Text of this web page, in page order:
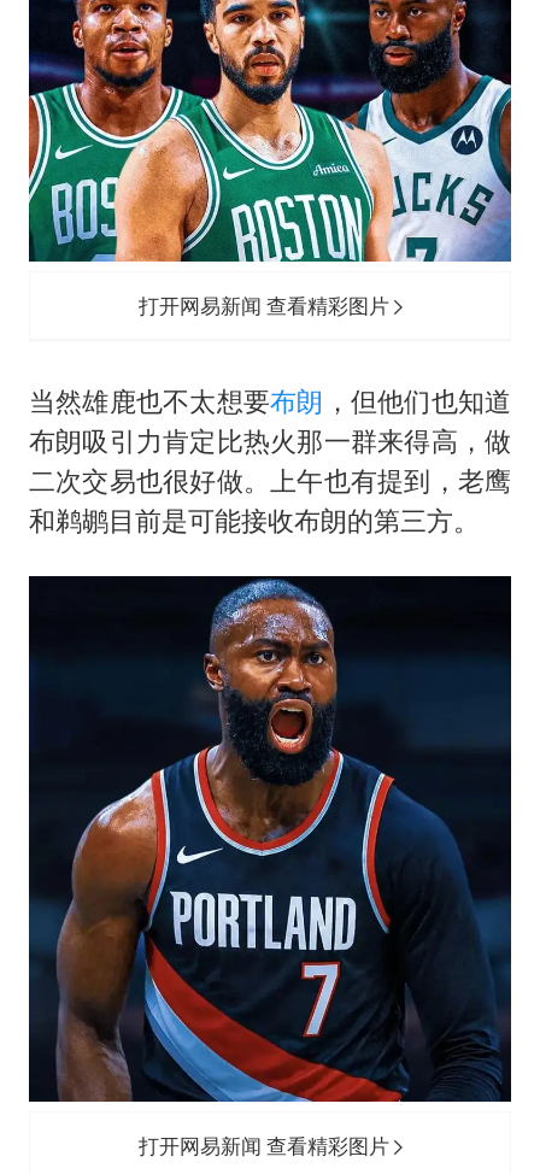
打开网易新闻 查看精彩图片
当然雄鹿也不太想要布朗 ，但他们也知道
布朗吸引力肯定比热火那一群来得高，做
二次交易也很好做。上午也有提到，老鹰
和鹈鹕目前是可能接收布朗的第三方。
打开网易新闻 查看精彩图片